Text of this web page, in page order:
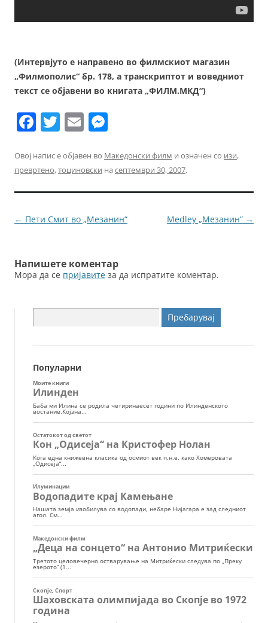
(Интервјуто е направено во филмскиот магазин
„Филмополис“ бр. 178, а транскриптот и воведниот
текст се објавени во книгата „ФИЛМ.МКД“)
F
c
e
b
o
k
T
itt
er
E
ai
l
ss
e
n
g
Овој напис е објавен во Македонски филм и означен со изи,
превртено,тоциновски на септември 30, 2007.
Навигација
← Пети Смит во „Мезанин“ Medley „Мезанин“ →
Напишете коментар
Мора да се пријавите за да испратите коментар.
за:
Популарни